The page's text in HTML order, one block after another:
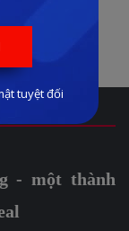
- một thành